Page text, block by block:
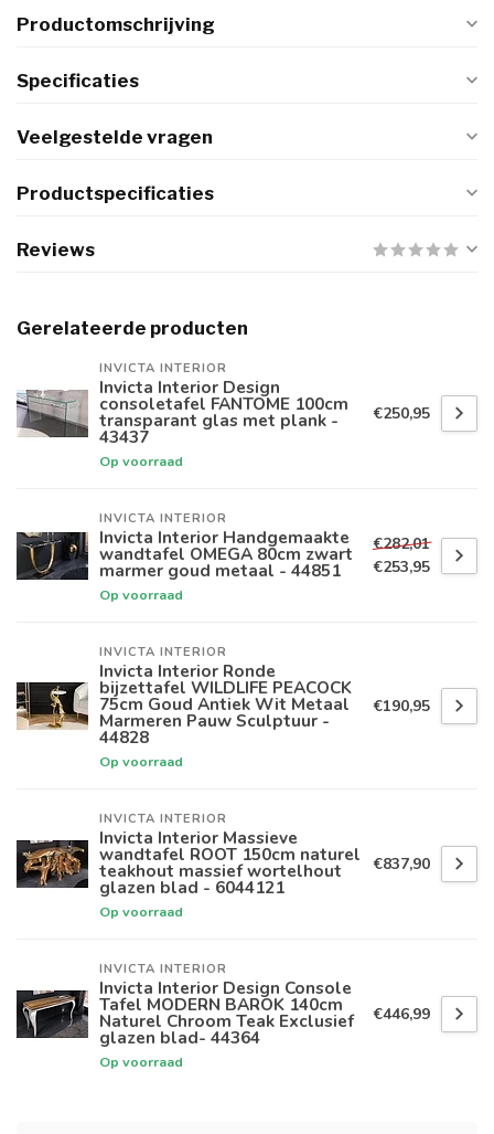
Productomschrijving
Specificaties
Veelgestelde vragen
Productspecificaties
Reviews
Gerelateerde producten
INVICTA INTERIOR
Invicta Interior Design
consoletafel FANTOME 100cm
transparant glas met plank -
43437
Op voorraad
€250,95
INVICTA INTERIOR
Invicta Interior Handgemaakte
wandtafel OMEGA 80cm zwart
marmer goud metaal - 44851
Op voorraad
€282,01
€253,95
INVICTA INTERIOR
Invicta Interior Ronde
bijzettafel WILDLIFE PEACOCK
75cm Goud Antiek Wit Metaal
Marmeren Pauw Sculptuur -
44828
Op voorraad
€190,95
INVICTA INTERIOR
Invicta Interior Massieve
wandtafel ROOT 150cm naturel
teakhout massief wortelhout
glazen blad - 6044121
Op voorraad
€837,90
INVICTA INTERIOR
Invicta Interior Design Console
Tafel MODERN BAROK 140cm
Naturel Chroom Teak Exclusief
glazen blad- 44364
Op voorraad
€446,99